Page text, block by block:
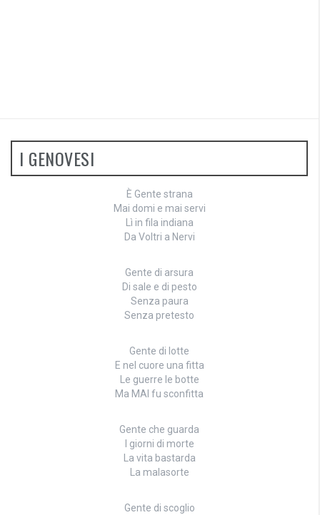
I GENOVESI
È Gente strana
Mai domi e mai servi
Lì in fila indiana
Da Voltri a Nervi
Gente di arsura
Di sale e di pesto
Senza paura
Senza pretesto
Gente di lotte
E nel cuore una fitta
Le guerre le botte
Ma MAI fu sconfitta
Gente che guarda
I giorni di morte
La vita bastarda
La malasorte
Gente di scoglio